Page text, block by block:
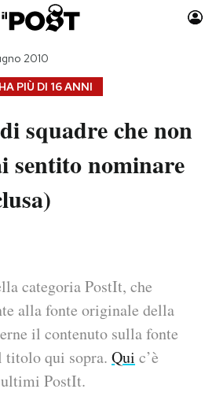
Auto
Moda
Consumismi
Altrecose
Mondiali calcio 2026
PIÙ DI 16 ANNI
2010
squadre che non
sentito nominare
categoria PostIt, che
alla fonte originale della
il contenuto sulla fonte
titolo qui sopra. Qui c’è
PostIt.